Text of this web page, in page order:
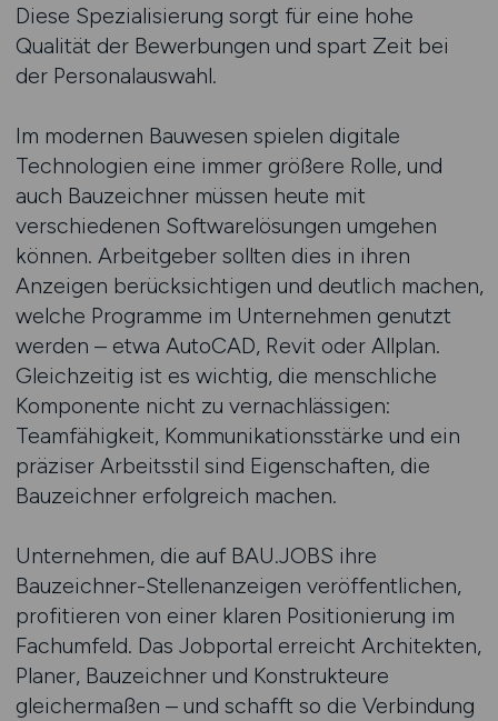
Diese Spezialisierung sorgt für eine hohe
Qualität der Bewerbungen und spart Zeit bei
der Personalauswahl.
Im modernen Bauwesen spielen digitale
Technologien eine immer größere Rolle, und
auch Bauzeichner müssen heute mit
verschiedenen Softwarelösungen umgehen
können. Arbeitgeber sollten dies in ihren
Anzeigen berücksichtigen und deutlich machen,
welche Programme im Unternehmen genutzt
werden – etwa AutoCAD, Revit oder Allplan.
Gleichzeitig ist es wichtig, die menschliche
Komponente nicht zu vernachlässigen:
Teamfähigkeit, Kommunikationsstärke und ein
präziser Arbeitsstil sind Eigenschaften, die
Bauzeichner erfolgreich machen.
Unternehmen, die auf BAU.JOBS ihre
Bauzeichner-Stellenanzeigen veröffentlichen,
profitieren von einer klaren Positionierung im
Fachumfeld. Das Jobportal erreicht Architekten,
Planer, Bauzeichner und Konstrukteure
gleichermaßen – und schafft so die Verbindung